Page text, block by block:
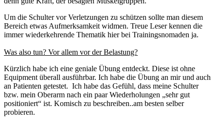
Um die Schulter vor Verletzungen zu schützen sollte man diesem
Bereich etwas Aufmerksamkeit widmen. Treue Leser kennen die
immer wiederkehrende Thematik hier bei Trainingsnomaden ja.
Was also tun? Vor allem vor der Belastung?
Kürzlich habe ich eine geniale Übung entdeckt. Diese ist ohne
Equipment überall ausführbar. Ich habe die Übung an mir und auch
an Patienten getestet. Ich habe das Gefühl, dass meine Schulter
bzw. mein Oberarm nach ein paar Wiederholungen „sehr gut
positioniert“ ist. Komisch zu beschreiben..am besten selber
probieren.